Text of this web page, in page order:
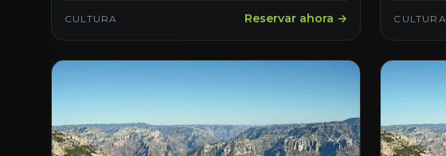
CULTURA Reservar ahora → CULTURA